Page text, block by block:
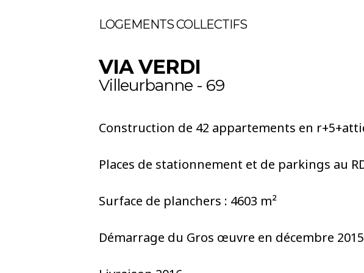
LOGEMENTS COLLECTIFS
VIA VERDI
Villeurbanne - 69
Construction de 42 appartements en
Places de stationnement et de parkings au
Surface de planchers : 4603 m²
Démarrage du Gros œuvre en décembre 2015